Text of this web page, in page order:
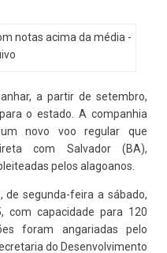
notas acima da média -
a partir de setembro,
o estado. A companhia
novo voo regular que
com Salvador (BA),
pelos alagoanos.
de segunda-feira a sábado,
com capacidade para 120
foram angariadas pelo
do Desenvolvimento